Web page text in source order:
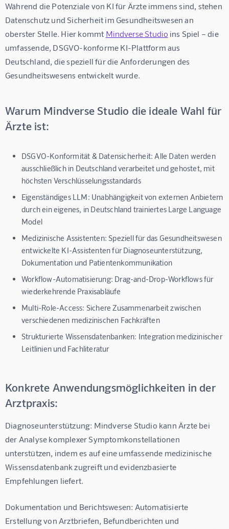
Während die Potenziale von KI für Ärzte immens sind, stehen
Datenschutz und Sicherheit im Gesundheitswesen an
oberster Stelle. Hier kommt Mindverse Studio ins Spiel – die
umfassende, DSGVO-konforme KI-Plattform aus
Deutschland, die speziell für die Anforderungen des
Gesundheitswesens entwickelt wurde.
Warum Mindverse Studio die ideale Wahl für
Ärzte ist:
DSGVO-Konformität & Datensicherheit: Alle Daten werden
ausschließlich in Deutschland verarbeitet und gehostet, mit
höchsten Verschlüsselungsstandards
Eigenständiges LLM: Unabhängigkeit von externen Anbietern
durch ein eigenes, in Deutschland trainiertes Large Language
Model
Medizinische Assistenten: Speziell für das Gesundheitswesen
entwickelte KI-Assistenten für Diagnoseunterstützung,
Dokumentation und Patientenkommunikation
Workflow-Automatisierung: Drag-and-Drop-Workflows für
wiederkehrende Praxisabläufe
Multi-Role-Access: Sichere Zusammenarbeit zwischen
verschiedenen medizinischen Fachkräften
Strukturierte Wissensdatenbanken: Integration medizinischer
Leitlinien und Fachliteratur
Konkrete Anwendungsmöglichkeiten in der
Arztpraxis:
Diagnoseunterstützung: Mindverse Studio kann Ärzte bei
der Analyse komplexer Symptomkonstellationen
unterstützen, indem es auf eine umfassende medizinische
Wissensdatenbank zugreift und evidenzbasierte
Empfehlungen liefert.
Dokumentation und Berichtswesen: Automatisierte
Erstellung von Arztbriefen, Befundberichten und